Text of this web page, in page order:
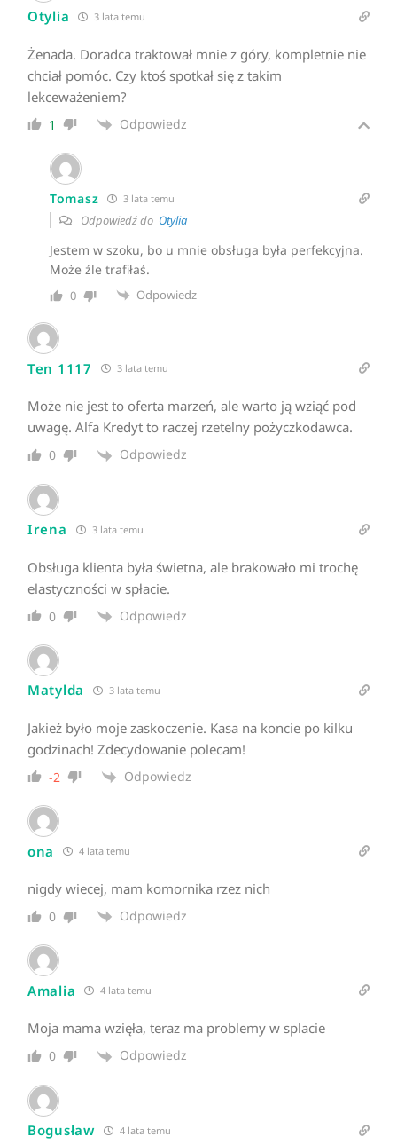
Otylia 3 lata temu
Żenada. Doradca traktował mnie z góry, kompletnie nie
chciał pomóc. Czy ktoś spotkał się z takim
lekceważeniem?
1 Odpowiedz
Tomasz 3 lata temu
Odpowiedź do Otylia
Jestem w szoku, bo u mnie obsługa była perfekcyjna.
Może źle trafiłaś.
0 Odpowiedz
Ten 1117 3 lata temu
Może nie jest to oferta marzeń, ale warto ją wziąć pod
uwagę. Alfa Kredyt to raczej rzetelny pożyczkodawca.
0 Odpowiedz
Irena 3 lata temu
Obsługa klienta była świetna, ale brakowało mi trochę
elastyczności w spłacie.
0 Odpowiedz
Matylda 3 lata temu
Jakież było moje zaskoczenie. Kasa na koncie po kilku
godzinach! Zdecydowanie polecam!
-2 Odpowiedz
ona 4 lata temu
nigdy wiecej, mam komornika rzez nich
0 Odpowiedz
Amalia 4 lata temu
Moja mama wzięła, teraz ma problemy w splacie
0 Odpowiedz
Bogusław 4 lata temu